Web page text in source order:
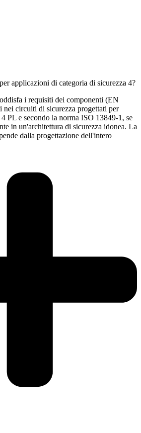
applicazioni di categoria di sicurezza 4?
i requisiti dei componenti (EN
nei circuiti di sicurezza progettati per
PL e secondo la norma ISO 13849-1, se
in un'architettura di sicurezza idonea. La
dalla progettazione dell'intero